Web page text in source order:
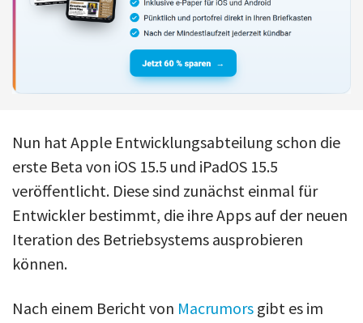
Nun hat Apple Entwicklungsabteilung schon die
erste Beta von iOS 15.5 und iPadOS 15.5
veröffentlicht. Diese sind zunächst einmal für
Entwickler bestimmt, die ihre Apps auf der neuen
Iteration des Betriebsystems ausprobieren
können.
Nach einem Bericht von Macrumors gibt es im